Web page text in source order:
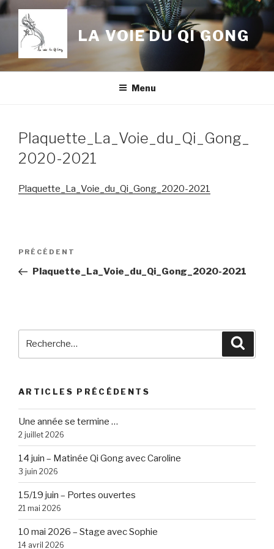
Aller
au
contenu
principal
LA VOIE DU QI GONG
Menu
Plaquette_La_Voie_du_Qi_Gong_
2020-2021
Plaquette_La_Voie_du_Qi_Gong_2020-2021
Navigation
l’article
Article
précédent
PRÉCÉDENT
Plaquette_La_Voie_du_Qi_Gong_2020-2021
ARTICLES PRÉCÉDENTS
Une année se termine …
2 juillet 2026
14 juin – Matinée Qi Gong avec Caroline
3 juin 2026
15/19 juin – Portes ouvertes
21 mai 2026
10 mai 2026 – Stage avec Sophie
14 avril 2026